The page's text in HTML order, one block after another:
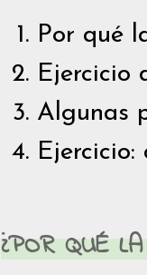
Por qué
Ejercicio
Algunas
¿POR QUÉ